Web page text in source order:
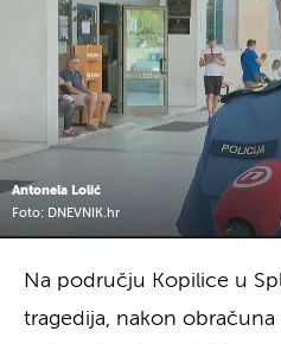
Antonela Lolić
Foto: DNEVNIK.hr
Na području Kopilice u
tragedija, nakon